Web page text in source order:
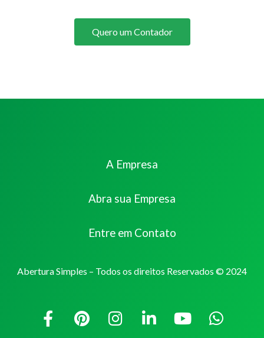
Quero um Contador
A Empresa
Abra sua Empresa
Entre em Contato
Abertura Simples – Todos os direitos Reservados © 2024